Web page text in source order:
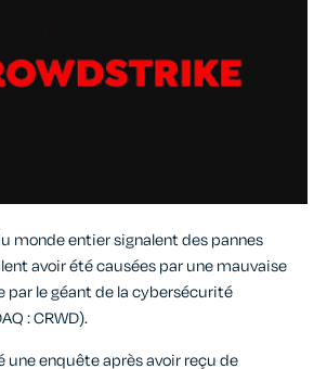
monde entier signalent des pannes
avoir été causées par une mauvaise
par le géant de la cybersécurité
: CRWD).
une enquête après avoir reçu de